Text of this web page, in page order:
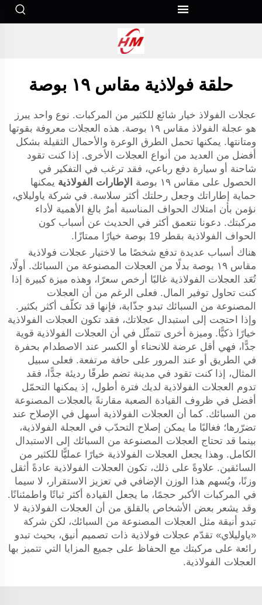
حلقة فولاذية مقاس ١٩ بوصة
عجلات الفولاذ خيار شائع للكثير من المركبات. نوع واحد يبرز
هو عجلة الفولاذ مقاس ١٩ بوصة. هذه العجلات معروفة بقوتها
ومتانتها. يمكنها تحمل الطرق الوعرة والأحمال الثقيلة بشكل
أفضل من العديد من أنواع العجلات الأخرى. إذا كنت تقود
شاحنة أو سيارة دفع رباعي، فقد ترغب في التفكير في
الحصول على مقاس ١٩ بوصة
الإطارات الفولاذية يمكنها
حماية إطاراتك وجعل رحلتك أكثر سلاسة. في شركة ياوليلاي،
نؤمن بأن امتلاك الحواف المناسبة أمرٌ بالغ الأهمية لأداء
مركبتك. دعونا نتعمق أكثر في الحديث عن أسباب كون
الحواف الفولاذية بقطر 19 بوصة خيارًا ممتازًا.
هناك أسباب عديدة تدفع شخصًا ما لاختيار عجلات فولاذية
مقاس ١٩ بوصة بدلًا من العجلات المصنوعة من السبائك. أولًا،
تُعَد العجلات الفولاذية غالبًا أرخص سعرًا، وهذه ميزة كبيرة إذا
كنت تحاول توفير المال. فعلى الرغم من أن العجلات
المصنوعة من السبائك تبدو جذّابة، فإنها قد تكلّف أكثر بكثير.
وإذا احتجت إلى استبدال عجلاتك، فقد تكون العجلات الفولاذية
خيارًا ذكيًّا. وميزة أخرى تتمثّل في أن العجلات الفولاذية قوية
جدًّا، فهي أقل عرضة للانحناء أو الكسر عند الاصطدام بحفرة
في الطريق أو عند المرور على حافة مرتفعة. فعلى سبيل
المثال، إذا كنت تقود في مدينة تضم طرقًا رديئة جدًّا، فقد
تدوم العجلات الفولاذية لديك فترة أطول، إذ يمكنها التحمّل
أفضل في ظروف القيادة الصعبة مقارنةً بالعجلات المصنوعة
من السبائك. كما أن العجلات الفولاذية أسهل في الإصلاح عند
تضرّرها؛ فغالبًا ما يمكن إصلاح التحدّب في العجلة الفولاذية،
بينما قد تحتاج العجلات المصنوعة من السبائك إلى الاستبدال
الكامل. وهذا يجعل العجلات الفولاذية خيارًا عمليًّا للكثير من
السائقين. علاوةً على ذلك، تكون العجلات الفولاذية عادةً أثقل
وزنًا، ويُسهم هذا الوزن الإضافي في تعزيز الاستقرار، لا سيما
في المركبات الأكبر حجمًا، ما يجعل القيادة أكثر ثباتًا واطمئنانًا.
وقد يشعر بعض الأشخاص بالقلق من أن العجلات الفولاذية لا
تبدو أنيقة مثل العجلات المصنوعة من السبائك، لكن شركة
«ياوليلاي» تقدّم عجلات فولاذية ذات تصميم أنيق، بحيث تبدو
رائعة على مركبتك مع الحفاظ على جميع المزايا التي تتميز بها
العجلات الفولاذية.